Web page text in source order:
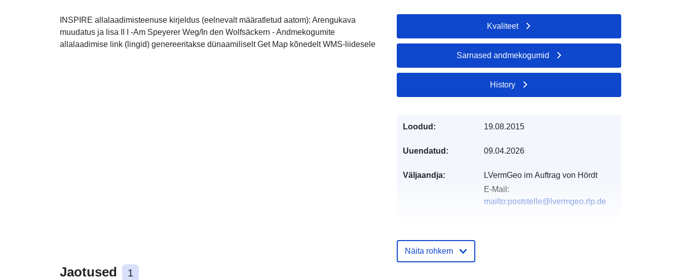
INSPIRE allalaadimisteenuse kirjeldus (eelnevalt määratletud aatom): Arengukava
muudatus ja lisa II I -Am Speyerer Weg/In den Wolfsäckern - Andmekogumite
allalaadimise link (lingid) genereeritakse dünaamiliselt Get Map kõnedelt WMS-liidesele
Jaotused 1
Kvaliteet
Sarnased andmekogumid
History
Loodud: 19.08.2015
Uuendatud: 09.04.2026
Väljaandja:
LVermGeo im Auftrag von Hördt
E-Mail:
mailto:poststelle@lvermgeo.rlp.de
Näita rohkem